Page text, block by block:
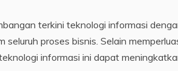
terkini teknologi informasi
seluruh proses bisnis. Selain
informasi ini dapat